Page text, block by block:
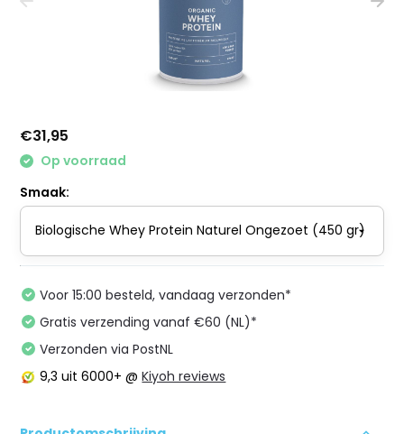
€31,95
Op voorraad
Smaak:
Voor 15:00 besteld, vandaag verzonden*
Gratis verzending vanaf €60 (NL)*
Verzonden via PostNL
9,3 uit 6000+ @Kiyoh reviews